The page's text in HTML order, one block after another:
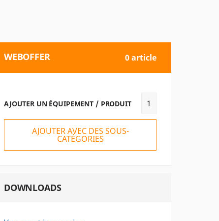
WEBOFFER 0 article
AJOUTER UN ÉQUIPEMENT / PRODUIT
AJOUTER AVEC DES SOUS-
CATÉGORIES
DOWNLOADS